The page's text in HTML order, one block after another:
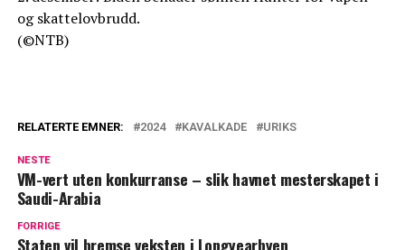
og skattelovbrudd.
(©NTB)
RELATERTE EMNER: 2024 KAVALKADE URIKS
NESTE
VM-vert uten konkurranse – slik havnet mesterskapet i
Saudi-Arabia
FORRIGE
Staten vil bremse veksten i Longyearbyen